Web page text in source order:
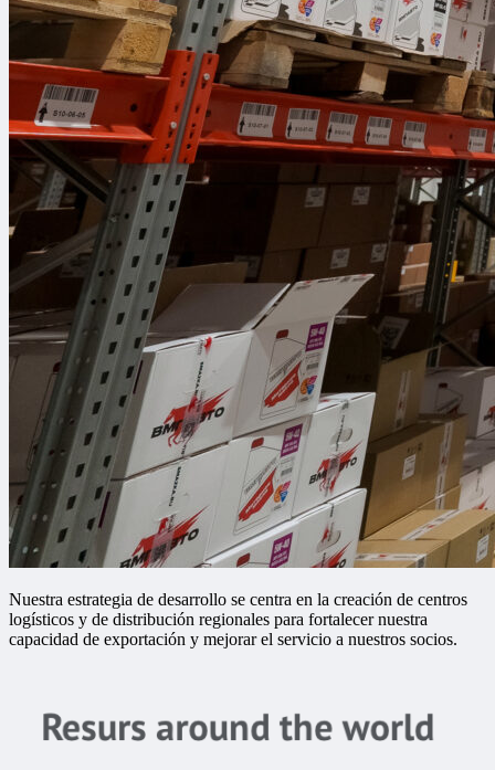
Nuestra estrategia de desarrollo se centra en la creación de centros
logísticos y de distribución regionales para fortalecer nuestra
capacidad de exportación y mejorar el servicio a nuestros socios.